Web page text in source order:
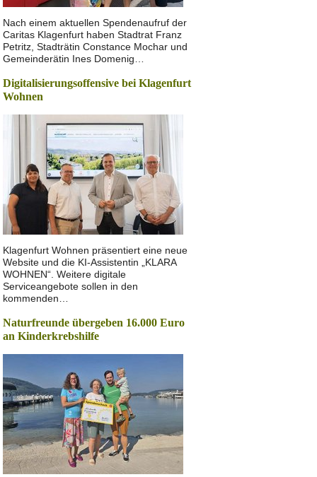
Nach einem aktuellen Spendenaufruf der
Caritas Klagenfurt haben Stadtrat Franz
Petritz, Stadträtin Constance Mochar und
Gemeinderätin Ines Domenig…
Digitalisierungsoffensive bei Klagenfurt
Wohnen
Klagenfurt Wohnen präsentiert eine neue
Website und die KI-Assistentin „KLARA
WOHNEN“. Weitere digitale
Serviceangebote sollen in den
kommenden…
Naturfreunde übergeben 16.000 Euro
an Kinderkrebshilfe